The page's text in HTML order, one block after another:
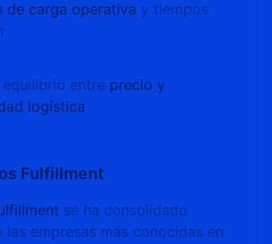
de carga operativa y tiempos
equilibrio entre precio y
logística
Fulfillment
se ha consolidado
las empresas más conocidas en